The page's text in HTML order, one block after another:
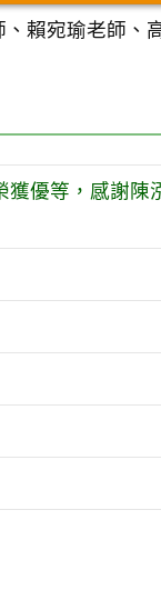
賴宛瑜老師、
優等，感謝陳